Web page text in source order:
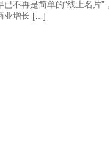
不再是简单的“线上名片”，
业增长 […]